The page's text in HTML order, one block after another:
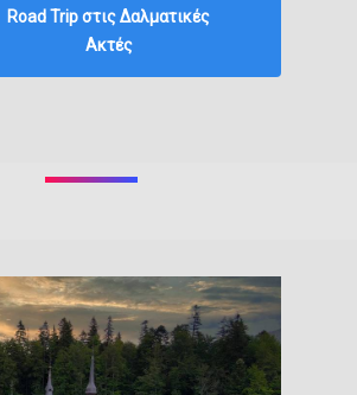
Road Trip στις Δαλματικές
Ακτές